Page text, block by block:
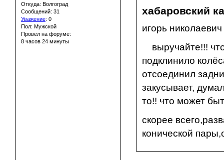
Откуда: Волгоград
Сообщений: 31
Уважение: 0
Пол: Мужской
Провел на форуме:
8 часов 24 минуты
хабаровский
игорь
выручайте!!!
подклинило
отсоединил
закусывает,
то!! что может
скорее
конической